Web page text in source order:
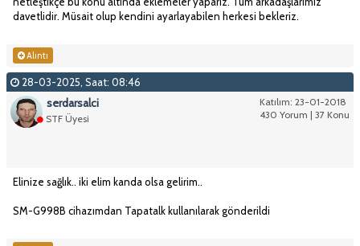
davetlidir. Müsait olup kendini ayarlayabilen herkesi bekleriz.
Alıntı
28-03-2025, Saat: 08:46
Katılım: 23-01-2018
430 Yorum | 37 Konu
serdarsalci
STF Üyesi
Elinize sağlık.. iki elim kanda olsa gelirim..
SM-G998B cihazımdan Tapatalk kullanılarak gönderildi